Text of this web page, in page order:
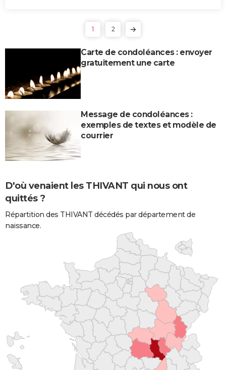
1 2
Carte de condoléances : envoyer
gratuitement une carte
Message de condoléances :
exemples de textes et modèle de
courrier
D'où venaient les THIVANT qui nous ont
quittés ?
Répartition des THIVANT décédés par département de
naissance.